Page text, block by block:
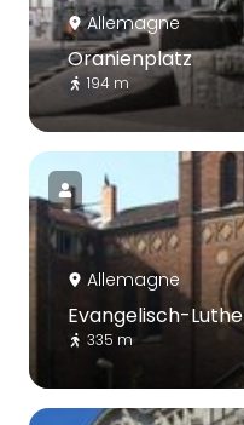
Allemagne
Oranienplatz
194 m
Allemagne
Evangelisch-
335 m